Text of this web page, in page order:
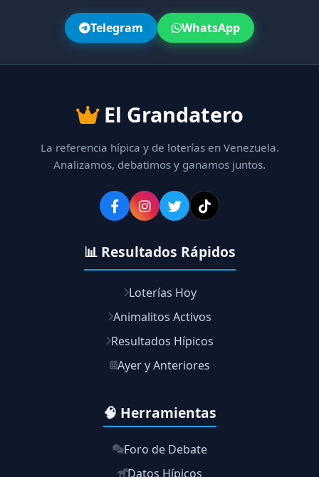
Telegram WhatsApp
El Grandatero
La referencia hípica y de loterías en Venezuela.
Analizamos, debatimos y ganamos juntos.
📊 Resultados Rápidos
Loterías Hoy
Animalitos Activos
Resultados Hípicos
Ayer y Anteriores
🧠 Herramientas
Foro de Debate
Datos Hípicos